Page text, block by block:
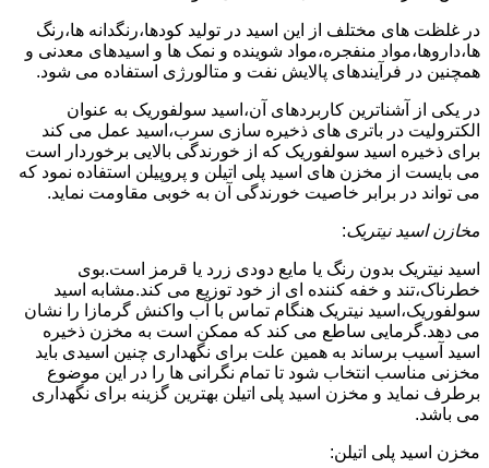
در غلظت های مختلف از این اسید در تولید کودها،رنگدانه ها،رنگ
ها،داروها،مواد منفجره،مواد شوینده و نمک ها و اسیدهای معدنی و
همچنین در فرآیندهای پالایش نفت و متالورژی استفاده می شود.
در یکی از آشناترین کاربردهای آن،اسید سولفوریک به عنوان
الکترولیت در باتری های ذخیره سازی سرب،اسید عمل می کند
برای ذخیره اسید سولفوریک که از خورندگی بالایی برخوردار است
می بایست از مخزن های اسید پلی اتیلن و پروپیلن استفاده نمود که
می تواند در برابر خاصیت خورندگی آن به خوبی مقاومت نماید.
مخازن اسید نیتریک:
اسید نیتریک بدون رنگ یا مایع دودی زرد یا قرمز است.بوی
خطرناک،تند و خفه کننده ای از خود توزیع می کند.مشابه اسید
سولفوریک،اسید نیتریک هنگام تماس با آب واکنش گرمازا را نشان
می دهد.گرمایی ساطع می کند که ممکن است به مخزن ذخیره
اسید آسیب برساند به همین علت برای نگهداری چنین اسیدی باید
مخزنی مناسب انتخاب شود تا تمام نگرانی ها را در این موضوع
برطرف نماید و مخزن اسید پلی اتیلن بهترین گزینه برای نگهداری
می باشد.
مخزن اسید پلی اتیلن: